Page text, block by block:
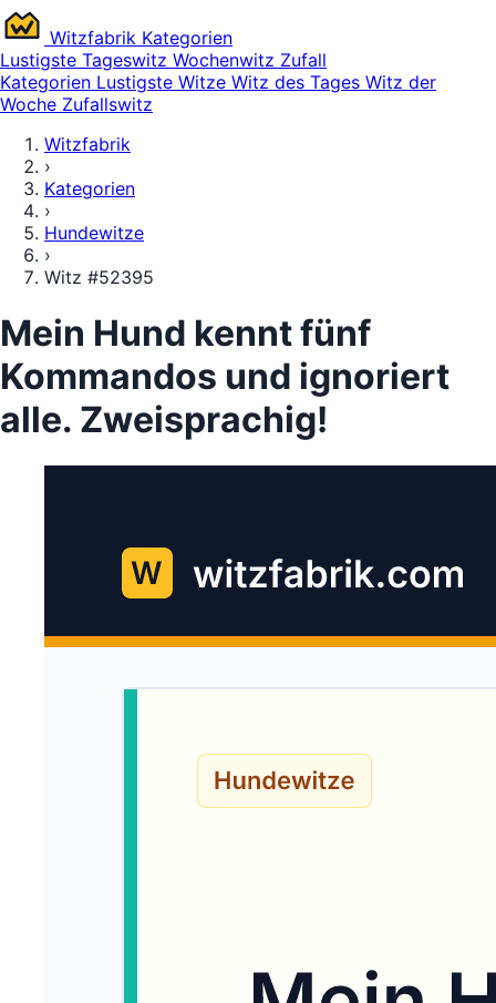
Witzfabrik Kategorien
Lustigste Tageswitz Wochenwitz Zufall
Kategorien Lustigste Witze Witz des Tages Witz der
Woche Zufallswitz
Witzfabrik
›
Kategorien
›
Hundewitze
›
Witz #52395
Mein Hund kennt fünf
Kommandos und ignoriert
alle. Zweisprachig!